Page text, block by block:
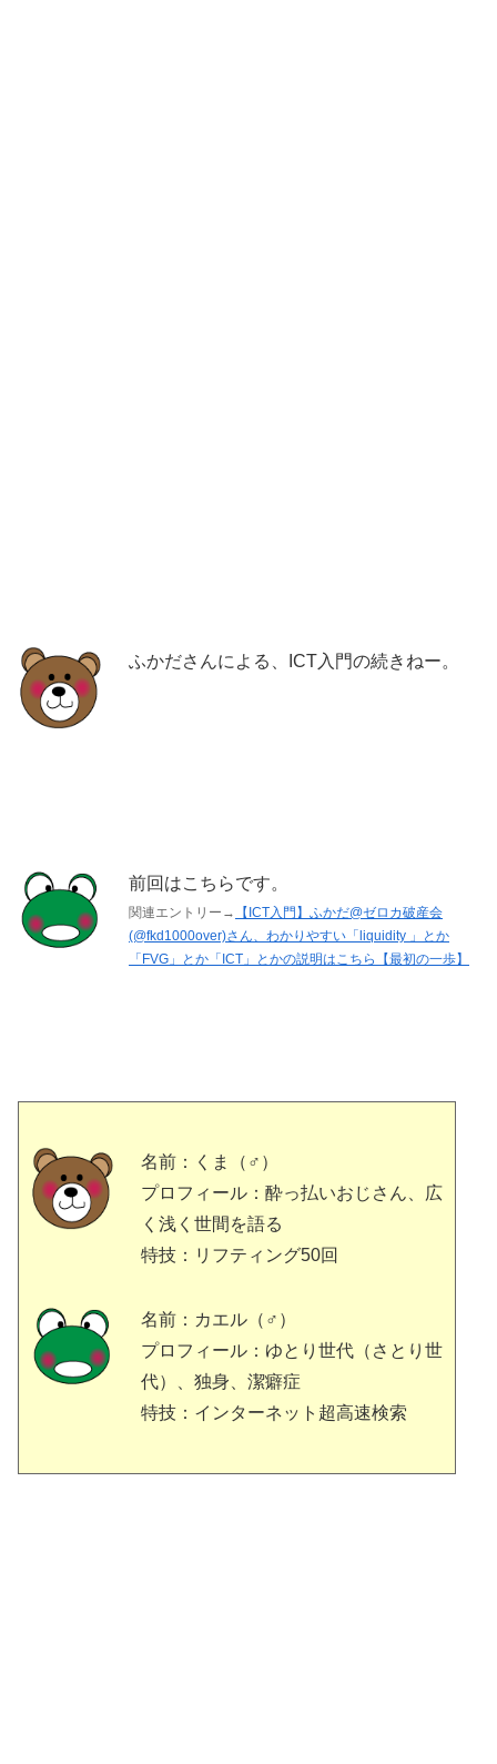
ふかださんによる、ICT入門の続きねー。
前回はこちらです。
関連エントリー→
【ICT入門】ふかだ@ゼロカ破産会
(@fkd1000over)さん、わかりやすい「liquidity 」とか
「FVG」とか「ICT」とかの説明はこちら【最初の一歩】
名前：くま（♂）
プロフィール：酔っ払いおじさん、広
く浅く世間を語る
特技：リフティング50回
名前：カエル（♂）
プロフィール：ゆとり世代（さとり世
代）、独身、潔癖症
特技：インターネット超高速検索